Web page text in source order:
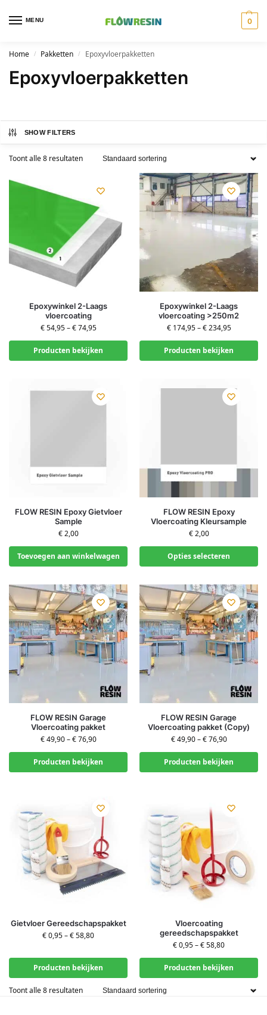
MENU 0
Home / Pakketten / Epoxyvloerpakketten
Epoxyvloerpakketten
SHOW FILTERS
Toont alle 8 resultaten
Epoxywinkel 2-Laags
vloercoating
€54,95–€74,95
Producten bekijken
Epoxywinkel 2-Laags
vloercoating >250m2
€174,95–€234,95
Producten bekijken
FLOW RESIN Epoxy Gietvloer
Sample
€2,00
Toevoegen aan winkelwagen
FLOW RESIN Epoxy
Vloercoating Kleursample
€2,00
Opties selecteren
FLOW RESIN Garage
Vloercoating pakket
€49,90–€76,90
Producten bekijken
FLOW RESIN Garage
Vloercoating pakket (Copy)
€49,90–€76,90
Producten bekijken
Gietvloer Gereedschapspakket
€0,95–€58,80
Producten bekijken
Vloercoating
gereedschapspakket
€0,95–€58,80
Producten bekijken
Toont alle 8 resultaten